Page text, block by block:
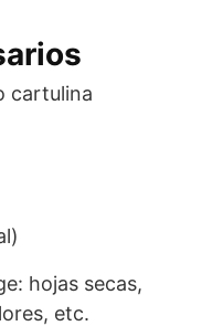
cartulina
hojas secas,
etc.